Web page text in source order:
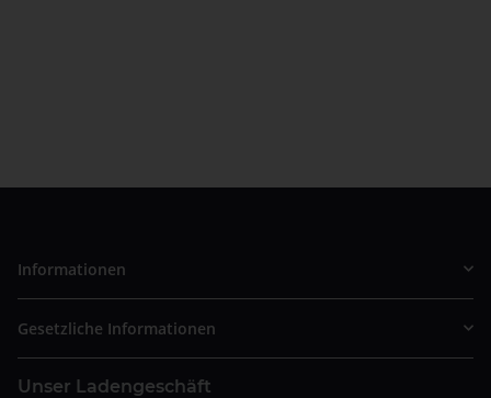
Informationen
Gesetzliche Informationen
Unser Ladengeschäft